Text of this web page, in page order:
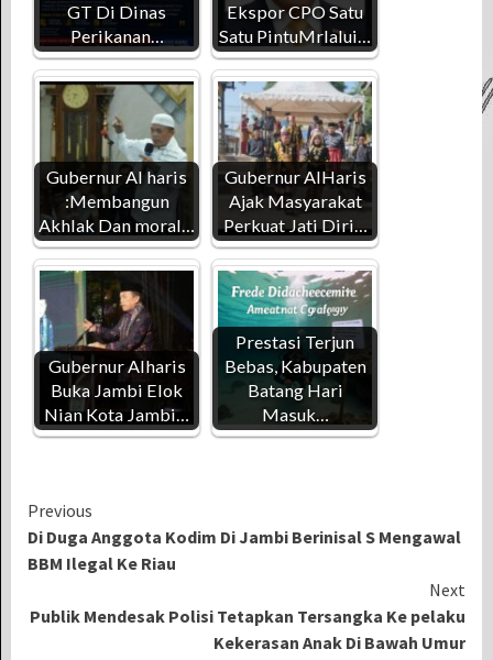
GT Di Dinas
Perikanan…
Ekspor CPO Satu
Satu PintuMrlalui…
Gubernur Al haris
:Membangun
Akhlak Dan moral…
Gubernur AlHaris
Ajak Masyarakat
Perkuat Jati Diri…
Gubernur Alharis
Buka Jambi Elok
Nian Kota Jambi…
Prestasi Terjun
Bebas, Kabupaten
Batang Hari
Masuk…
Continue
Reading
Previous
Di Duga Anggota Kodim Di Jambi Berinisal S Mengawal
BBM Ilegal Ke Riau
Next
Publik Mendesak Polisi Tetapkan Tersangka Ke pelaku
Kekerasan Anak Di Bawah Umur